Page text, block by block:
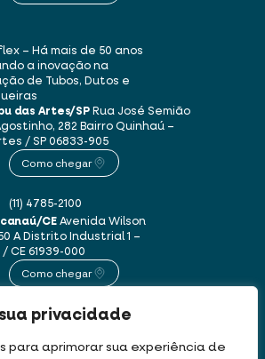
privacidade
para aprimorar sua experiência de
– Há mais de 50 anos
a inovação na
de Tubos, Dutos e
das Artes/SPRua José Semião
282 Bairro Quinhaú –
/ SP06833-905
Como chegar
(11) 4785-2100
CEAvenida Wilson
ADistrito Industrial 1 –
CE61939-000
Como chegar
(85) 3250-1235